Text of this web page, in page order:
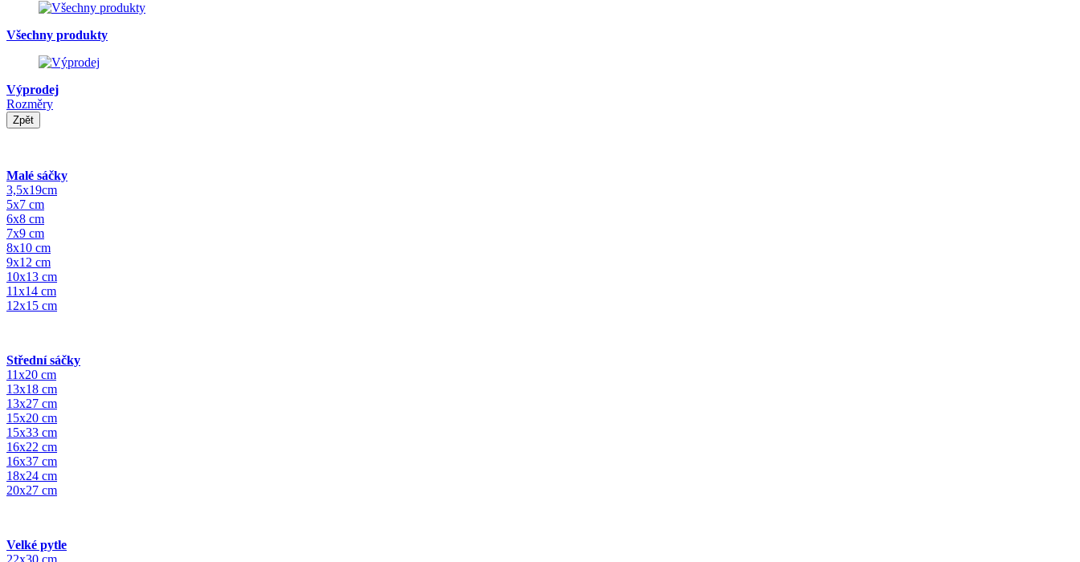
Všechny produkty
Výprodej
Rozměry
Zpět
Malé sáčky
3,5x19cm
5x7 cm
6x8 cm
7x9 cm
8x10 cm
9x12 cm
10x13 cm
11x14 cm
12x15 cm
Střední sáčky
11x20 cm
13x18 cm
13x27 cm
15x20 cm
15x33 cm
16x22 cm
16x37 cm
18x24 cm
20x27 cm
Velké pytle
22x30 cm